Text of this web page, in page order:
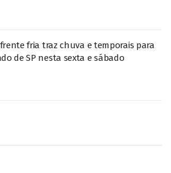
fria traz chuva e temporais para
de SP nesta sexta e sábado